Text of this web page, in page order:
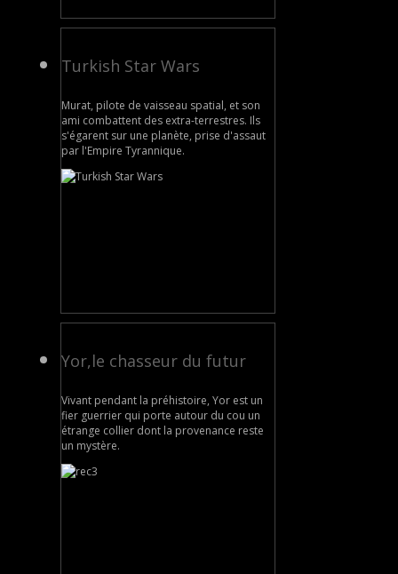
Turkish Star Wars
Murat, pilote de vaisseau spatial, et son
ami combattent des extra-terrestres. Ils
s'égarent sur une planète, prise d'assaut
par l'Empire Tyrannique.
Yor,le chasseur du futur
Vivant pendant la préhistoire, Yor est un
fier guerrier qui porte autour du cou un
étrange collier dont la provenance reste
un mystère.